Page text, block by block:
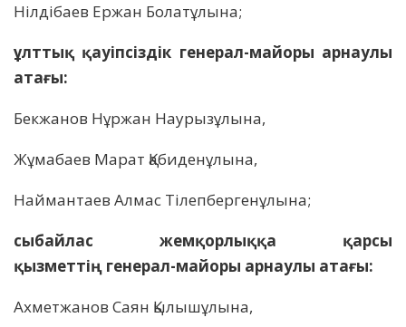
Нілдібаев Ержан Болатұлына;
ұлттық қауіпсіздік генерал-майоры арнаулы
атағы:
Бекжанов Нұржан Наурызұлына,
Жұмабаев Марат Қабиденұлына,
Наймантаев Алмас Тілепбергенұлына;
сыбайлас жемқорлыққа қарсы
қызметтің генерал-майоры арнаулы атағы:
Ахметжанов Саян Қылышұлына,